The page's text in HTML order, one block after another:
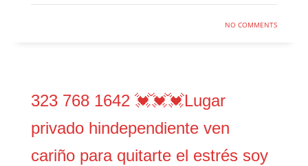
NO COMMENTS
323 768 1642 💓💓💓Lugar
privado hindependiente ven
cariño para quitarte el estrés soy